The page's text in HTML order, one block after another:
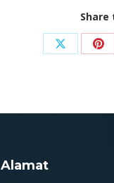
Share
Alamat